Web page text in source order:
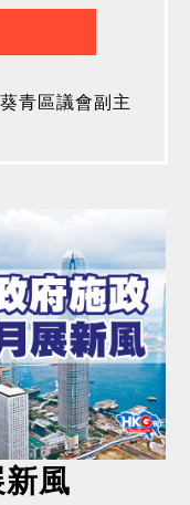
青區議會副主
風